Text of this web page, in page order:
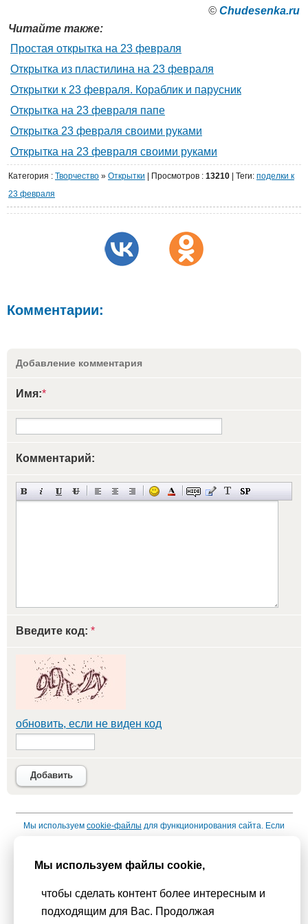
© Сhudesenka.ru
Читайте также:
Простая открытка на 23 февраля
Открытка из пластилина на 23 февраля
Открытки к 23 февраля. Кораблик и парусник
Открытка на 23 февраля папе
Открытка 23 февраля своими руками
Открытка на 23 февраля своими руками
Категория : Творчество » Открытки Просмотров : 13210 | Теги: поделки к
23 февраля
Комментарии:
Добавление комментария
Имя:*
Комментарий:
Введите код: *
обновить, если не виден код
Добавить
Мы используем cookie-файлы для функционирования сайта. Если
конфиденциальности
Сhudesenka.ru обязательна. © 2010 - 2026
Копирование мастер-классов без согласования с
Мы используем файлы cookie,
чтобы сделать контент более интересным и
подходящим для Вас. Продолжая